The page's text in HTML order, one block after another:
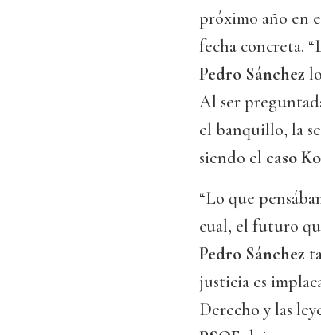
próximo año en
fecha concreta.
Pedro Sánchez
Al ser
el banquillo, la
siendo el caso
“Lo que
cual, el futuro
Pedro Sánchez
justicia es
Derecho y las